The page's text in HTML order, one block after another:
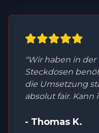
"Wir haben in der
Steckdosen
die Umsetzung
absolut fair.
- Thomas K.